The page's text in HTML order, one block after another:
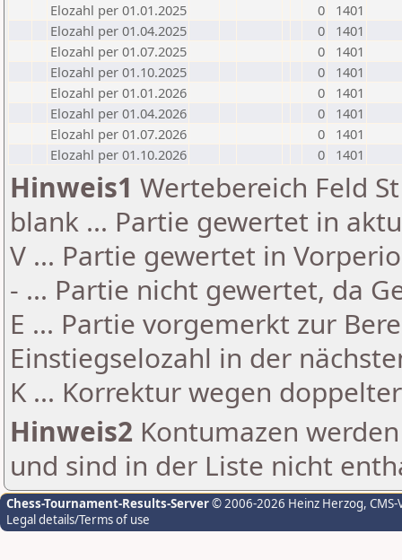
Elozahl per 01.01.2025
0
1401
Elozahl per 01.04.2025
0
1401
Elozahl per 01.07.2025
0
1401
Elozahl per 01.10.2025
0
1401
Elozahl per 01.01.2026
0
1401
Elozahl per 01.04.2026
0
1401
Elozahl per 01.07.2026
0
1401
Elozahl per 01.10.2026
0 1401
Hinweis1 Wertebereich Feld
blank ... Partie gewertet in
V ... Partie gewertet in
- ... Partie nicht gewertet, da
E ... Partie vorgemerkt zur
Einstiegselozahl in der
K ... Korrektur wegen
Hinweis2 Kontumazen
und sind in der Liste nicht
Chess-Tournament-Results-Server© 2006-2026 Heinz Herzog,
Legal details/Terms of use